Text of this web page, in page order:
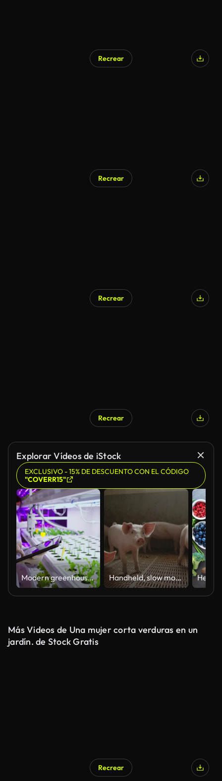
Recrear
Recrear
Recrear
Recrear
Explorar Vídeos de iStock
EXCLUSIVO - 15% DE DESCUENTO CON EL CÓDIGO
"COVERR15"
Modern greenhouses of the future monitor plant growth and grow pure, unmodified natural products in hydroponic vertical farms Handheld, slow motion of a large group of small piglets in a modern pigpen
Más Videos de Una mujer corta verduras en un
jardín. de Stock Gratis
Recrear